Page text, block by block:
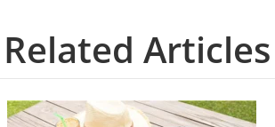
Related Articles